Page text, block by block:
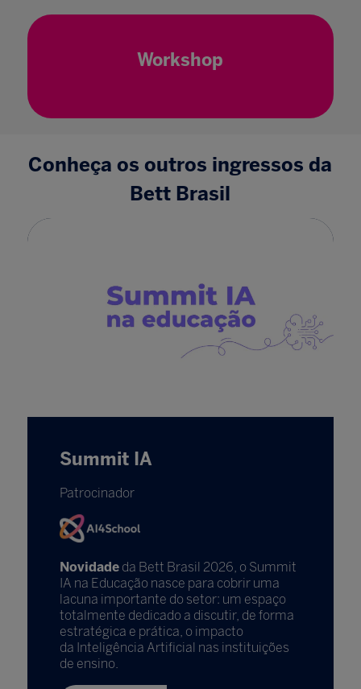
Workshop
Conheça os outros ingressos da
Bett Brasil
Summit IA
Patrocinador
Novidadeda Bett Brasil 2026, o Summit
IA na Educação nasce para cobrir uma
lacuna importante do setor: um espaço
totalmente dedicado a discutir, de forma
estratégica e prática, o impacto
da Inteligência Artificial nas instituições
de ensino.